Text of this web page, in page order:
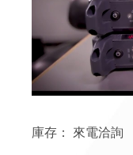
庫存： 來電洽詢